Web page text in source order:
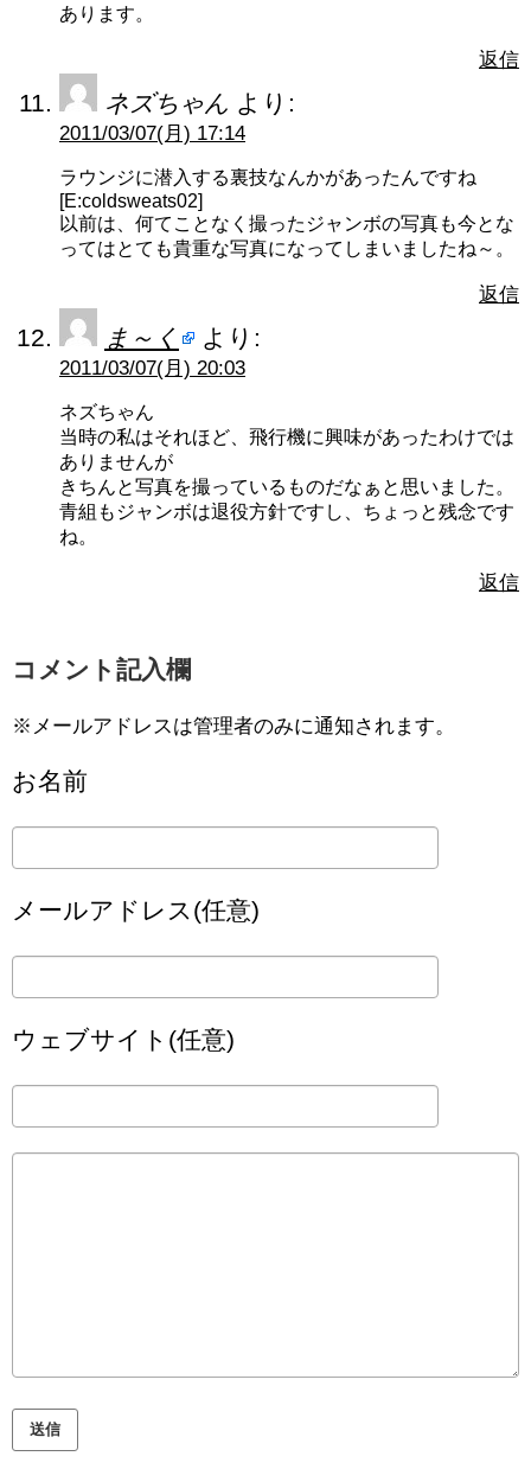
あります。
返信
ネズちゃん より:
2011/03/07(月) 17:14
ラウンジに潜入する裏技なんかがあったんですね
[E:coldsweats02]
以前は、何てことなく撮ったジャンボの写真も今とな
ってはとても貴重な写真になってしまいましたね～。
返信
ま～く より:
2011/03/07(月) 20:03
ネズちゃん
当時の私はそれほど、飛行機に興味があったわけでは
ありませんが
きちんと写真を撮っているものだなぁと思いました。
青組もジャンボは退役方針ですし、ちょっと残念です
ね。
返信
コメント記入欄
※メールアドレスは管理者のみに通知されます。
お名前
メールアドレス(任意)
ウェブサイト(任意)